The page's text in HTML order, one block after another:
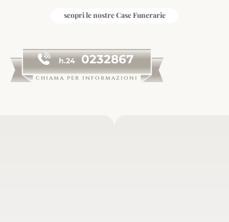
scopri le nostre Case Funerarie
h.24 0232867
chiama per informazioni